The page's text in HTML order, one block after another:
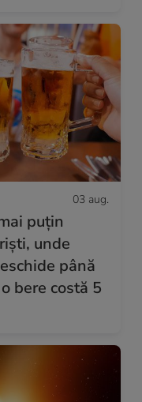
03 aug.
puțin
unde
până
bere costă 5